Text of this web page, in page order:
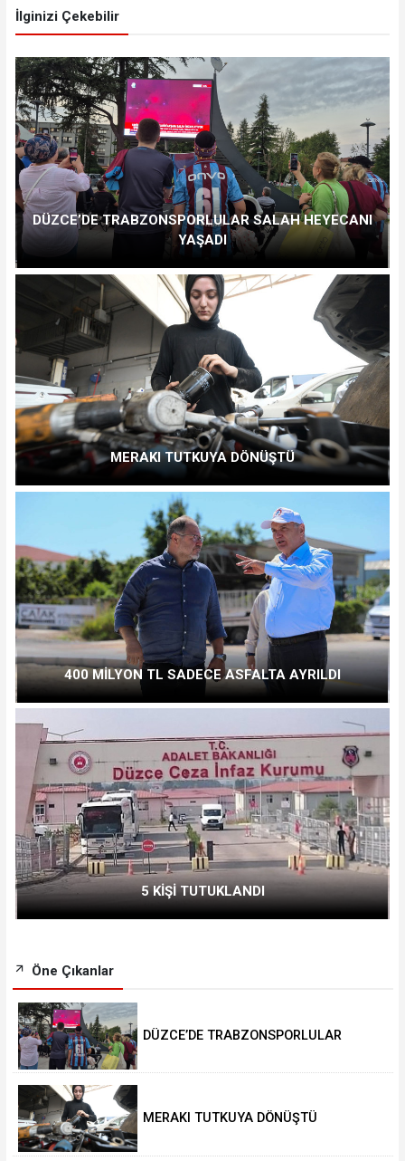
İlginizi Çekebilir
DÜZCE’DE TRABZONSPORLULAR SALAH HEYECANI
YAŞADI
MERAKI TUTKUYA DÖNÜŞTÜ
400 MİLYON TL SADECE ASFALTA AYRILDI
5 KİŞİ TUTUKLANDI
Öne Çıkanlar
DÜZCE’DE TRABZONSPORLULAR
MERAKI TUTKUYA DÖNÜŞTÜ